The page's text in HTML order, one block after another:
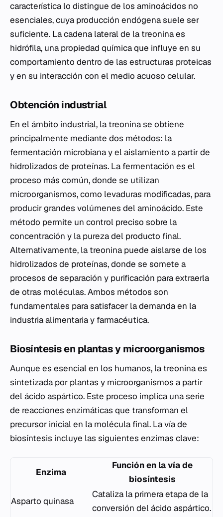
característica lo distingue de los aminoácidos no
esenciales, cuya producción endógena suele ser
suficiente. La cadena lateral de la treonina es
hidrófila, una propiedad química que influye en su
comportamiento dentro de las estructuras proteicas
y en su interacción con el medio acuoso celular.
Obtención industrial
En el ámbito industrial, la treonina se obtiene
principalmente mediante dos métodos: la
fermentación microbiana y el aislamiento a partir de
hidrolizados de proteínas. La fermentación es el
proceso más común, donde se utilizan
microorganismos, como levaduras modificadas, para
producir grandes volúmenes del aminoácido. Este
método permite un control preciso sobre la
concentración y la pureza del producto final.
Alternativamente, la treonina puede aislarse de los
hidrolizados de proteínas, donde se somete a
procesos de separación y purificación para extraerla
de otras moléculas. Ambos métodos son
fundamentales para satisfacer la demanda en la
industria alimentaria y farmacéutica.
Biosíntesis en plantas y microorganismos
Aunque es esencial en los humanos, la treonina es
sintetizada por plantas y microorganismos a partir
del ácido aspártico. Este proceso implica una serie
de reacciones enzimáticas que transforman el
precursor inicial en la molécula final. La vía de
biosíntesis incluye las siguientes enzimas clave:
Enzima
Función en la vía de
biosíntesis
Asparto quinasa
Cataliza la primera etapa de la
conversión del ácido aspártico.